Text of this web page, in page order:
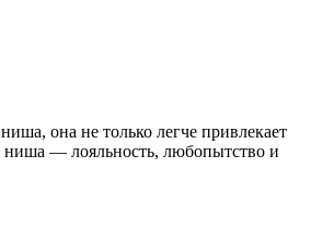
она не только легче привлекает
ниша — лояльность, любопытство и